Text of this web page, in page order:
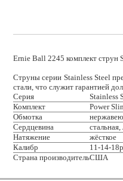
Ernie Ball 2245 комплект струн
Струны серии Stainless Steel
стали, что служит гарантией
Серия
Stainless
Комплект
Power
Обмотка
Сердцевина
Натяжение
жёсткое
Калибр
11-14-
Страна производительСША